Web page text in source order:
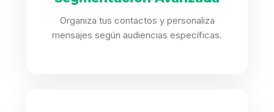
Organiza tus contactos y personaliza
mensajes según audiencias específicas.